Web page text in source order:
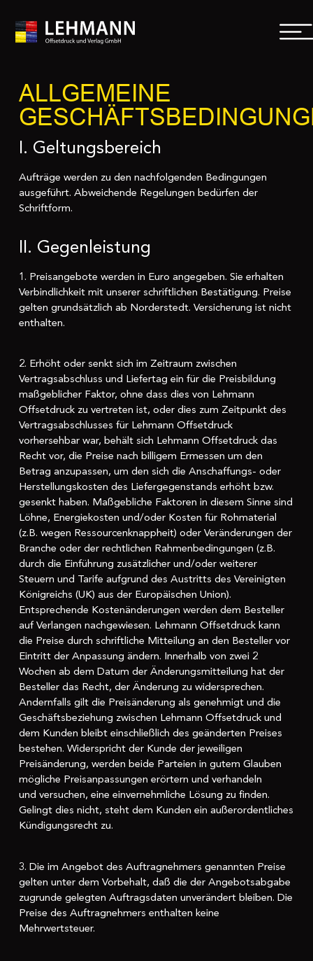
ALLGEMEINE
I. Geltungsbereich
Aufträge werden zu den nachfolgenden Bedingungen
ausgeführt. Abweichende Regelungen bedürfen der
Schriftform.
II. Gegenleistung
1. Preisangebote werden in Euro angegeben. Sie erhalten
Verbindlichkeit mit unserer schriftlichen Bestätigung. Preise
gelten grundsätzlich ab Norderstedt. Versicherung ist nicht
enthalten.
2. Erhöht oder senkt sich im Zeitraum zwischen
Vertragsabschluss und Liefertag ein für die Preisbildung
maßgeblicher Faktor, ohne dass dies von Lehmann
Offsetdruck zu vertreten ist, oder dies zum Zeitpunkt des
Vertragsabschlusses für Lehmann Offsetdruck
vorhersehbar war, behält sich Lehmann Offsetdruck das
Recht vor, die Preise nach billigem Ermessen um den
Betrag anzupassen, um den sich die Anschaffungs- oder
Herstellungskosten des Liefergegenstands erhöht bzw.
gesenkt haben. Maßgebliche Faktoren in diesem Sinne sind
Löhne, Energiekosten und/oder Kosten für Rohmaterial
(z.B. wegen Ressourcenknappheit) oder Veränderungen der
Branche oder der rechtlichen Rahmenbedingungen (z.B.
durch die Einführung zusätzlicher und/oder weiterer
Steuern und Tarife aufgrund des Austritts des Vereinigten
Königreichs (UK) aus der Europäischen Union).
Entsprechende Kostenänderungen werden dem Besteller
auf Verlangen nachgewiesen. Lehmann Offsetdruck kann
die Preise durch schriftliche Mitteilung an den Besteller vor
Eintritt der Anpassung ändern. Innerhalb von zwei 2
Wochen ab dem Datum der Änderungsmitteilung hat der
Besteller das Recht, der Änderung zu widersprechen.
Andernfalls gilt die Preisänderung als genehmigt und die
Geschäftsbeziehung zwischen Lehmann Offsetdruck und
dem Kunden bleibt einschließlich des geänderten Preises
bestehen. Widerspricht der Kunde der jeweiligen
Preisänderung, werden beide Parteien in gutem Glauben
mögliche Preisanpassungen erörtern und verhandeln
und versuchen, eine einvernehmliche Lösung zu finden.
Gelingt dies nicht, steht dem Kunden ein außerordentliches
Kündigungsrecht zu.
3. Die im Angebot des Auftragnehmers genannten Preise
gelten unter dem Vorbehalt, daß die der Angebotsabgabe
zugrunde gelegten Auftragsdaten unverändert bleiben. Die
Preise des Auftragnehmers enthalten keine
Mehrwertsteuer.